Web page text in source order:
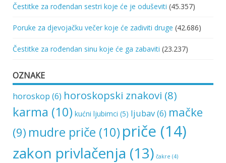
Čestitke za rođendan sestri koje će je oduševiti (45.357)
Poruke za djevojačku večer koje će zadiviti druge (42.686)
Čestitke za rođendan sinu koje će ga zabaviti (23.237)
OZNAKE
horoskop (6) horoskopski znakovi (8)
karma (10) kućni ljubimci (5) ljubav(6) mačke
(9) mudre priče (10) priče (14)
zakon privlačenja (13) čakre (4)